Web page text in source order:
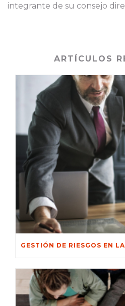
integrante de su consejo
ARTÍCULOS